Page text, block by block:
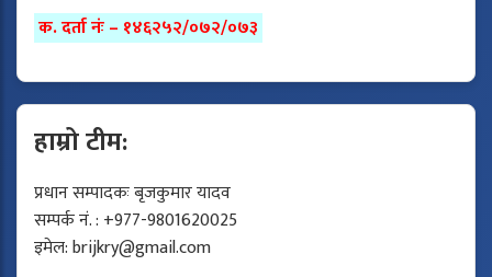
क. दर्ता नंः – १४६२५२/०७२/०७३
हाम्रो टीम:
प्रधान सम्पादकः बृजकुमार यादव
सम्पर्क नं. : +977-9801620025
इमेल:brijkry@gmail.com